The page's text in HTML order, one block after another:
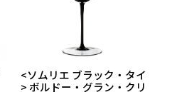
<ソムリエ ブラック・タイ
> ボルドー・グラン・クリ